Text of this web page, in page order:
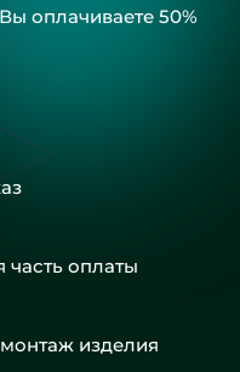
оплачиваете 50%
оплаты
изделия